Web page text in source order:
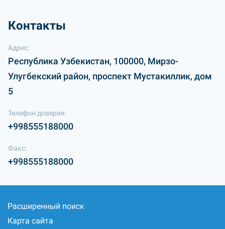
Контакты
Адрес:
Республика Узбекистан, 100000, Мирзо-
Улугбекский район, проспект Мустакиллик, дом
5
Телефон доверия:
+998555188000
Факс:
+998555188000
Расширенный поиск
Карта сайта